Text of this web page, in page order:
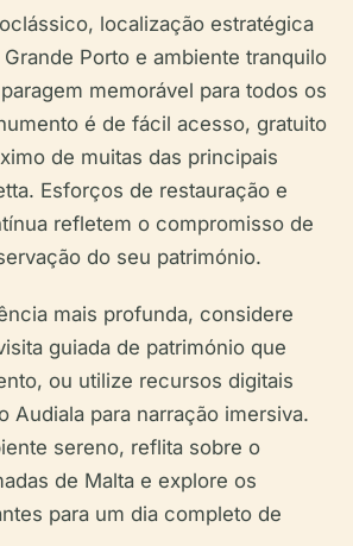
localização estratégica
Porto e ambiente tranquilo
memorável para todos os
é de fácil acesso, gratuito
de muitas das principais
Esforços de restauração e
refletem o compromisso de
do seu património.
mais profunda, considere
guiada de património que
ou utilize recursos digitais
Audiala para narração imersiva.
sereno, reflita sobre o
de Malta e explore os
para um dia completo de